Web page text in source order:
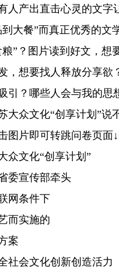
人产出直击心灵的文字
到大餐”而真正优秀的文
”？图片读到好文，想
，想要找人释放分享欲
引？哪些人会与我的思
大众文化“创享计划”说
图片即可转跳问卷页面
文化“创享计划”
宣传部牵头
条件下
实施的
案
会文化创新创造活力